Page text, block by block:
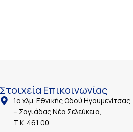
Στοιχεία Επικοινωνίας
1ο χλμ. Εθνικής Οδού Ηγουμενίτσας
– Σαγιάδας Νέα Σελεύκεια,
Τ.Κ. 461 00